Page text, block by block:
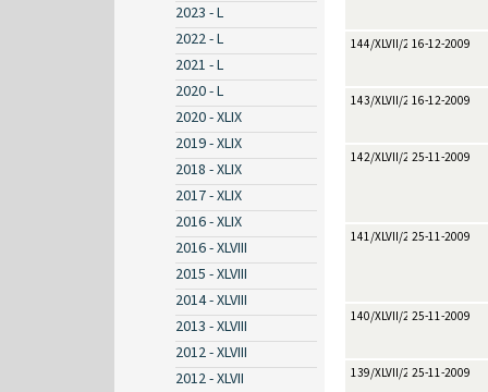
2023 - L
2022 - L
2021 - L
2020 - L
2020 - XLIX
2019 - XLIX
2018 - XLIX
2017 - XLIX
2016 - XLIX
2016 - XLVIII
2015 - XLVIII
2014 - XLVIII
2013 - XLVIII
2012 - XLVIII
2012 - XLVII
144/XLVII/200916-12-2009
143/XLVII/200916-12-2009
142/XLVII/200925-11-2009
141/XLVII/200925-11-2009
140/XLVII/200925-11-2009
139/XLVII/200925-11-2009